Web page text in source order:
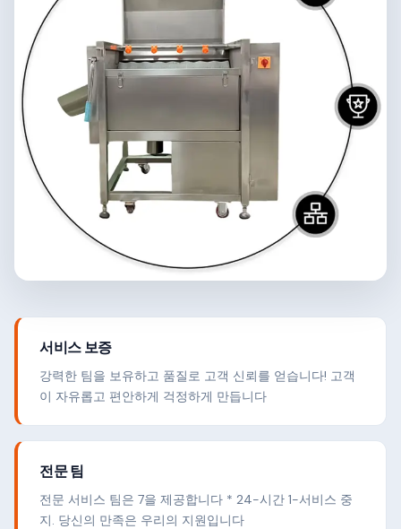
서비스 보증
강력한 팀을 보유하고 품질로 고객 신뢰를 얻습니다! 고객
이 자유롭고 편안하게 걱정하게 만듭니다
전문 팀
전문 서비스 팀은 7을 제공합니다 * 24-시간 1-서비스 중
지. 당신의 만족은 우리의 지원입니다